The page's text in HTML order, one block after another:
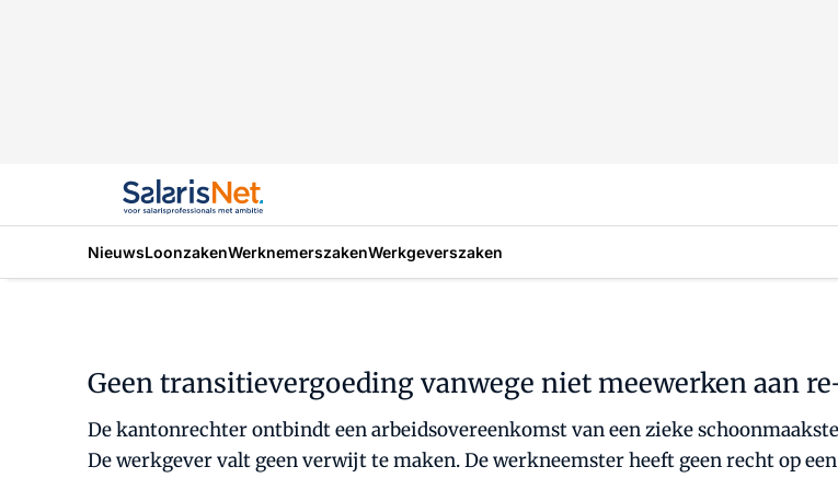
NieuwsLoonzakenWerknemerszakenWerkgeverszaken
Geen transitievergoeding vanwege niet meewerken aan
De kantonrechter ontbindt een arbeidsovereenkomst van een zieke
De werkgever valt geen verwijt te maken. De werkneemster heeft geen recht op